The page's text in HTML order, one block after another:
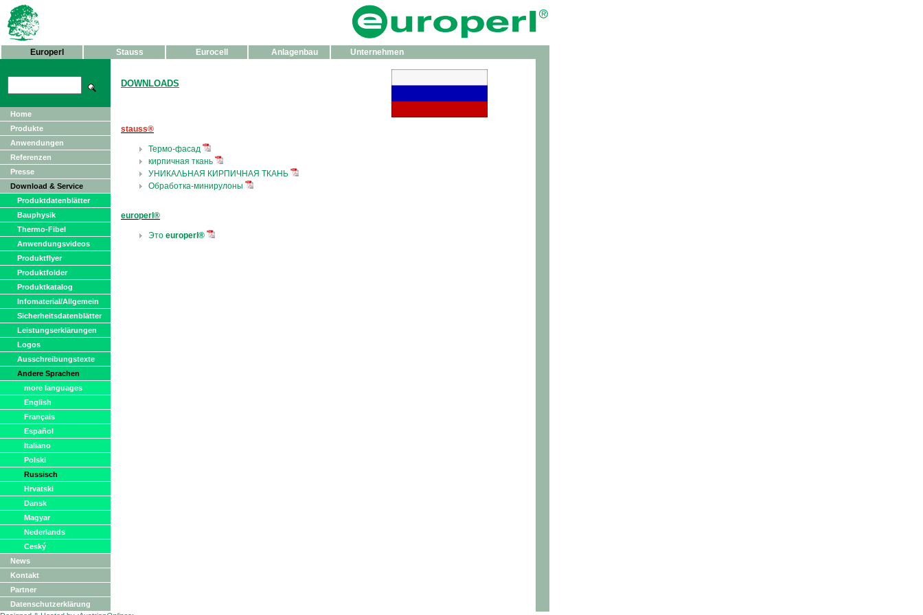
Europerl Stauss Eurocell Anlagenbau Unternehmen
Home
Produkte
Anwendungen
Referenzen
Presse
Download & Service
Produktdatenblätter
Bauphysik
Thermo-Fibel
Anwendungsvideos
Produktflyer
Produktfolder
Produktkatalog
Infomaterial/Allgemein
Sicherheitsdatenblätter
Leistungserklärungen
Logos
Ausschreibungstexte
Andere Sprachen
more languages
English
Français
Español
Italiano
Polski
Russisch
Hrvatski
Dansk
Magyar
Nederlands
Ceský
News
Kontakt
Partner
Datenschutzerklärung
DOWNLOADS
stauss®
Tepмо-фacaд
кирпичная ткань
УНИКАΛЬНАЯ КИРПИЧНАЯ ТКАНЬ
Обработка-минирулоны
europerl®
Это europerl®